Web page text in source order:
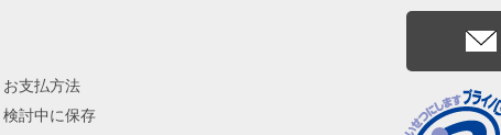
お支払方法
検討中に保存